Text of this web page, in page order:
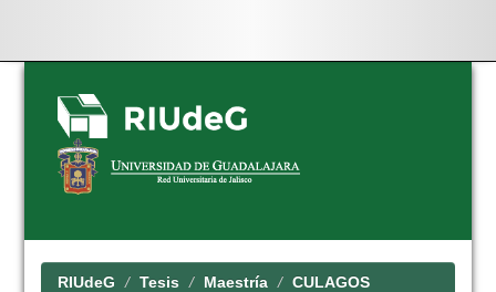
Skip
navigation
RIUdeG Tesis Maestría CULAGOS